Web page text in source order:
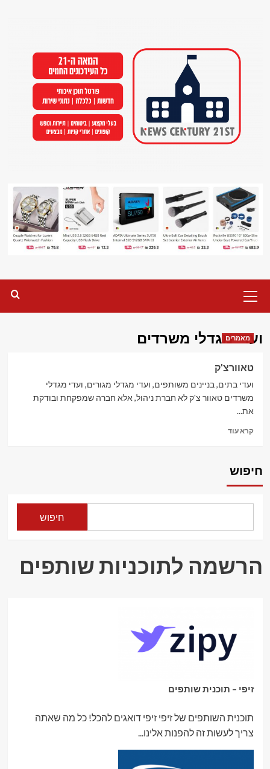
Menu
ועדי מגדלי משרדים
מאמרים
טאוורצ'ק
ועדי בתים, בניינים משותפים, ועדי מגדלי מגורים, ועדי מגדלי
משרדים טאוור צ'ק לא חברת ניהול, אלא חברה שמפקחת ובודקת
את...
קרא עודRead
חיפוש
חיפוש
הרשמה לתוכניות שותפים
זיפי – תוכנית שותפים
תוכנית השותפים של זיפי זיפי דואגים להכל! כל מה שאתה
צריך לעשות זה להפנות אלינו...